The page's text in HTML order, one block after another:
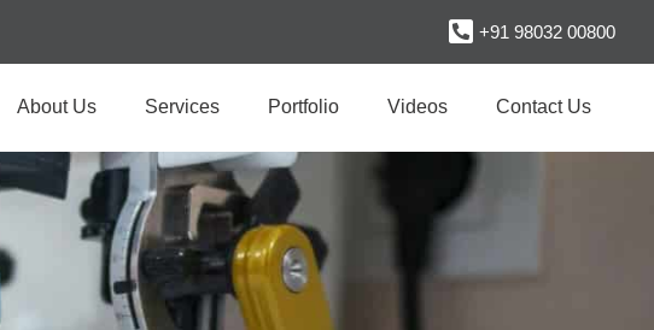
+91 98032 00800
About Us Services Portfolio Videos Contact Us